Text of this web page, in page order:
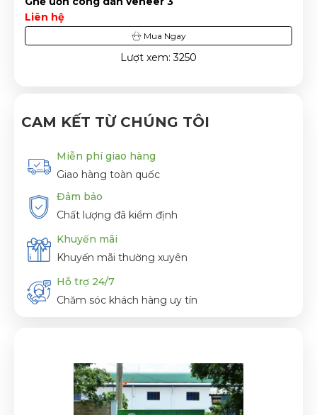
Liên hệ
Mua Ngay
Lượt xem: 3250
CAM KẾT TỪ CHÚNG TÔI
Miễn phí giao hàng
Giao hàng toàn quốc
Đảm bảo
Chất lượng đã kiểm định
Khuyến mãi
Khuyến mãi thường xuyên
Hỗ trợ 24/7
Chăm sóc khách hàng uy tín